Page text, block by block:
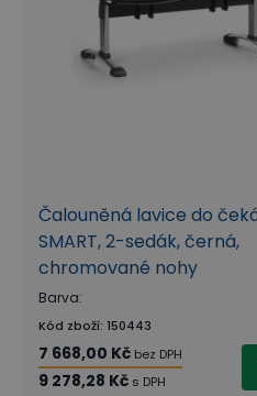
Čalouněná lavice do
SMART, 2-sedák, černá,
chromované nohy
Barva:
Kód zboží: 150443
7 668,00 Kč bez DPH
9 278,28 Kč s DPH